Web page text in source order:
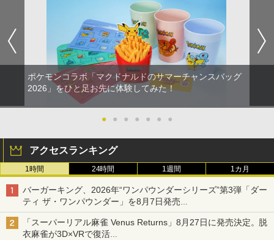
ポケモンコラボ「マクドナルドのサマーチャンスバッグ
2026」をひと足お先に体験してみた！
● ● ● ● ● ● ●
アクセスランキング
1時間 24時間 1週間 1カ月
バーガーキング、2026年“ワンパウンダーシリーズ”第3弾「ダー
ティ ザ・ワンパウンダー」を8月7日発売
「特製ガーリックマヨソース」を使用した超大型チーズバーガー
「スーパーリアル麻雀 Venus Returns」8月27日に発売決定。脱
衣麻雀が3D×VRで復活